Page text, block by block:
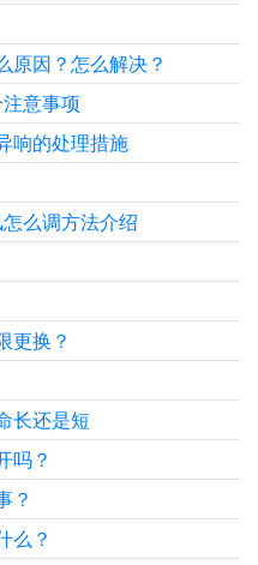
原因？怎么解决？
意事项
响的处理措施
么调方法介绍
更换？
长还是短
吗？
？
么？